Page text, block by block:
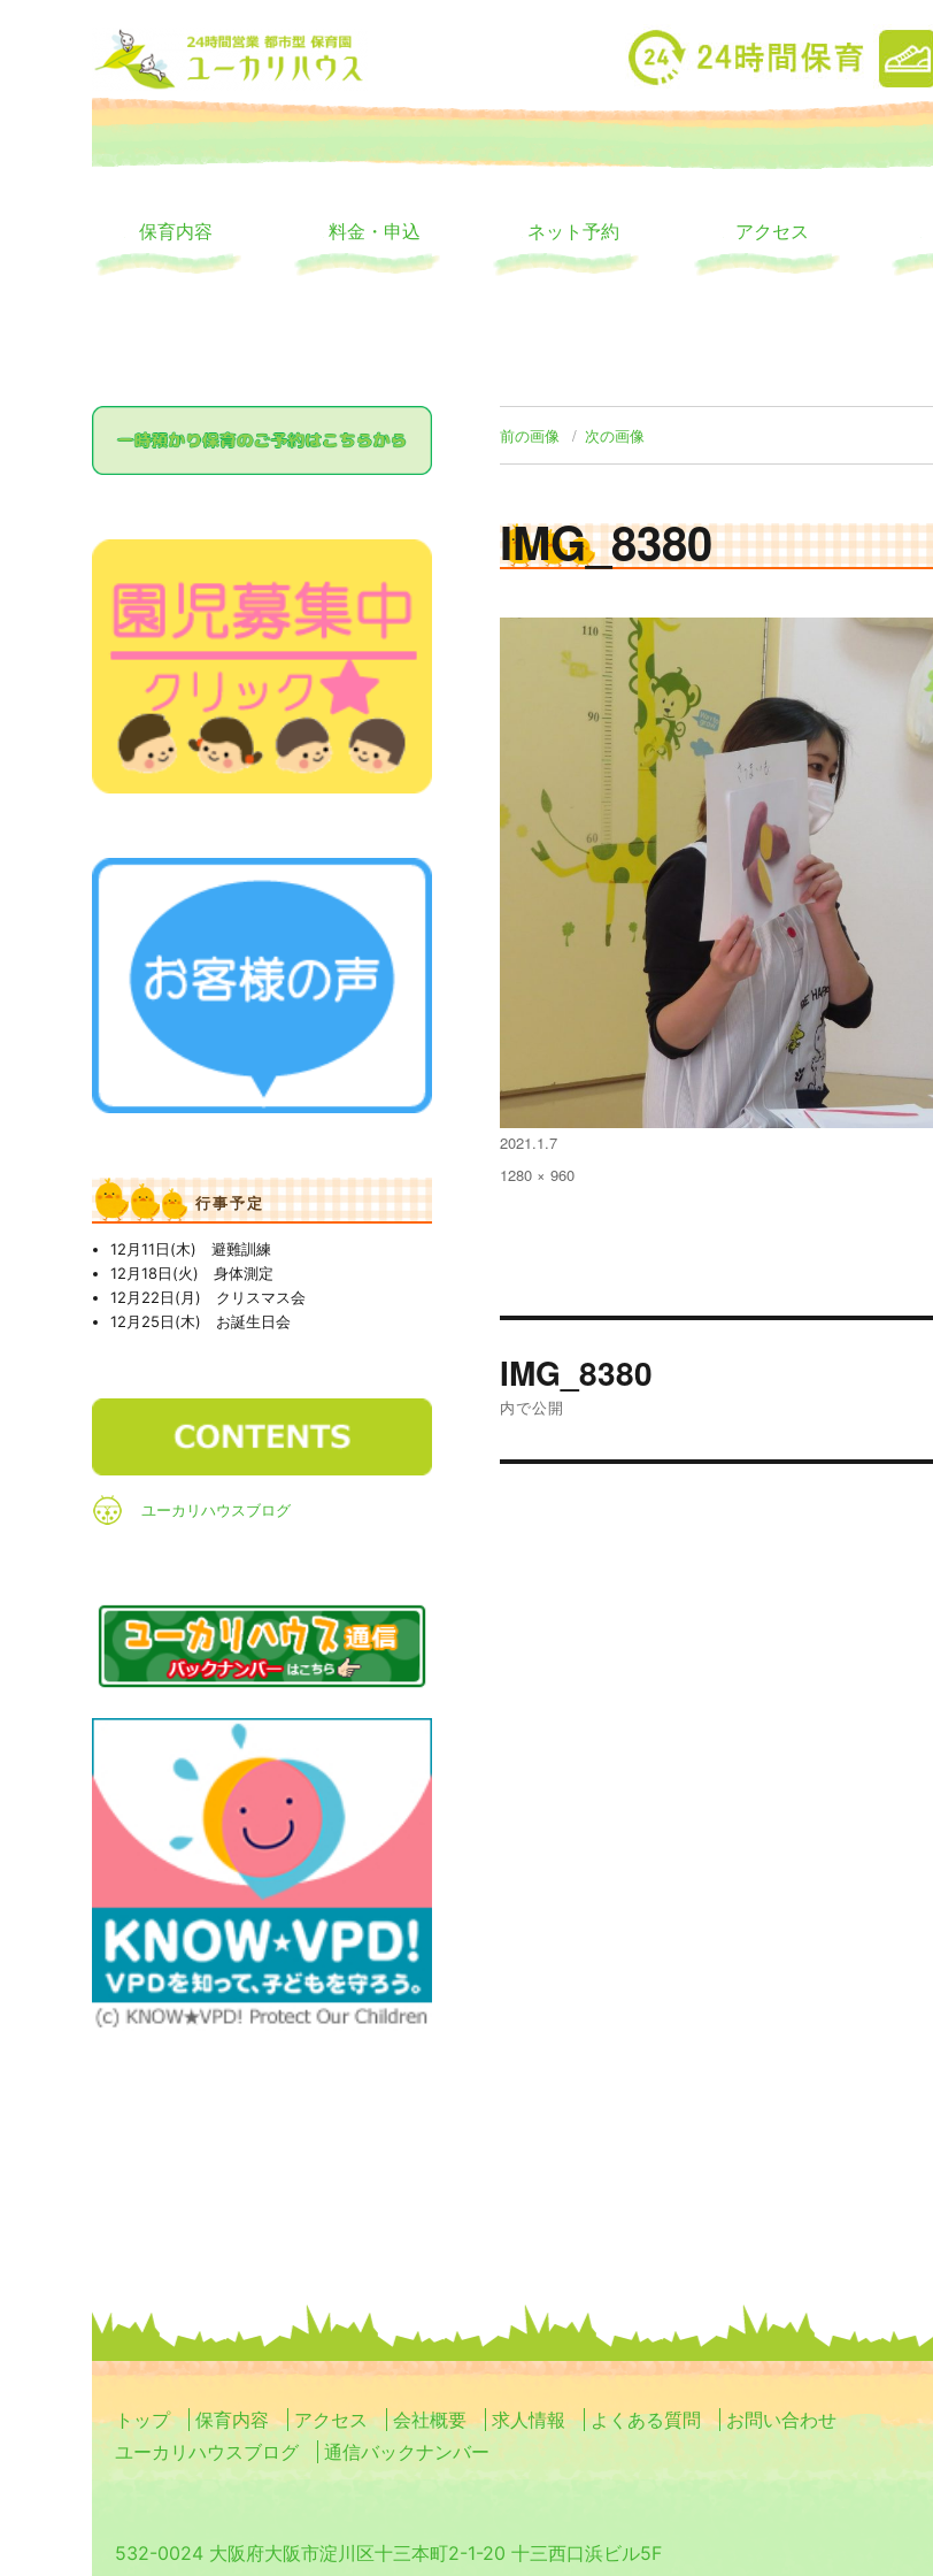
24時間託児所 ユーカリハウス
大阪の24時間託児所 ユーカリハウス 月極 一時保育 一時預かり
保育内容 料金・申込 ネット予約 アクセス
前の画像 次の画像
IMG_8380
投
稿
2021.1.7
フ
1280 × 960
稿
IMG_8380
内で公開
行事予定
12月11日(木) 避難訓練
12月18日(火) 身体測定
12月22日(月) クリスマス会
12月25日(木) お誕生日会
ユーカリハウスブログ
トップ 保育内容 アクセス 会社概要 求人情報 よくある質問
お問い合わせ
ユーカリハウスブログ
通信バックナンバー
532-0024 大阪府大阪市淀川区十三本町2-1-20 十三西口浜ビル5F